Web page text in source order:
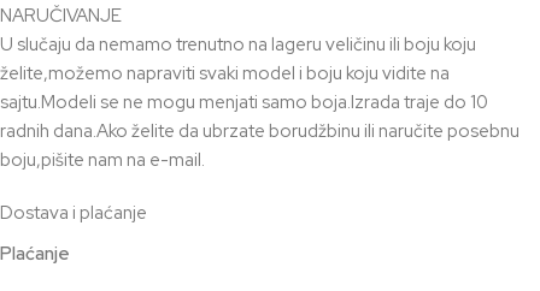
NARUČIVANJE
U slučaju da nemamo trenutno na lageru veličinu ili boju koju
želite,možemo napraviti svaki model i boju koju vidite na
sajtu.Modeli se ne mogu menjati samo boja.Izrada traje do 10
radnih dana.Ako želite da ubrzate borudžbinu ili naručite posebnu
boju,pišite nam na e-mail.
Dostava i plaćanje
Plaćanje